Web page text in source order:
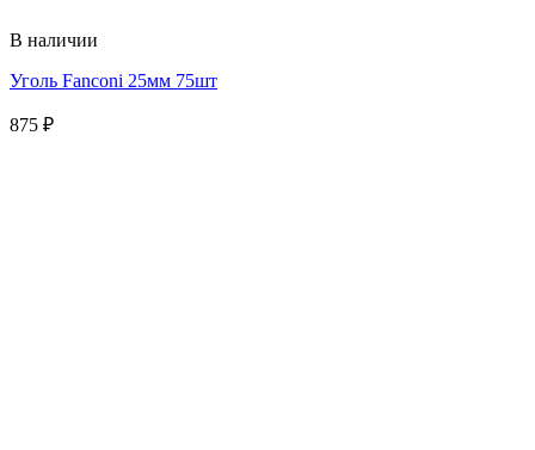
В наличии
Уголь Fanconi 25мм 75шт
875 ₽